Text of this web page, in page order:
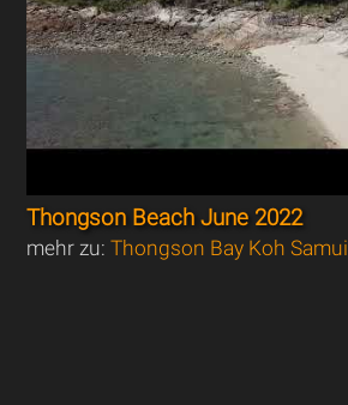
Thongson Beach June 2022
mehr zu:Thongson Bay Koh Samui